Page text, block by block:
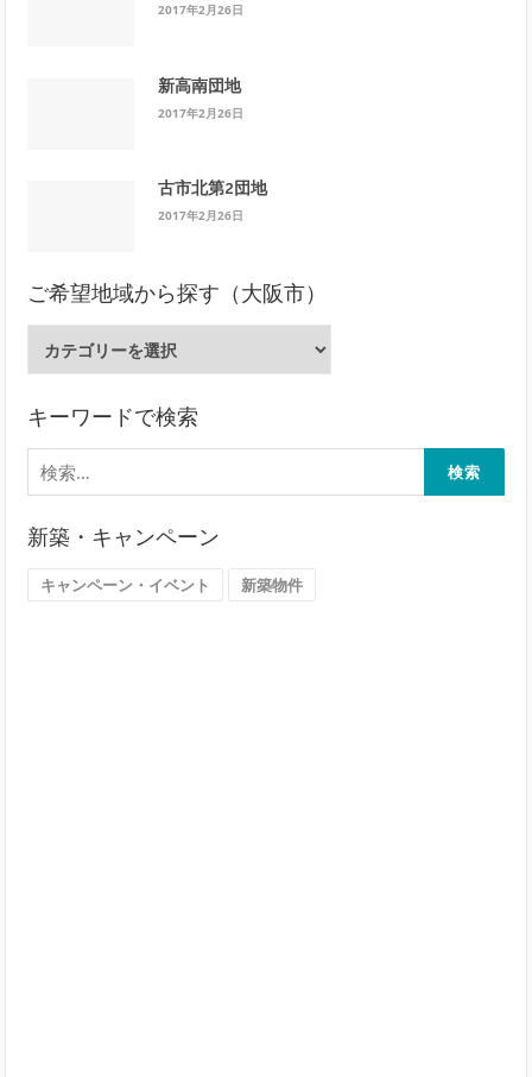
2017年2月26日
新高南団地
2017年2月26日
古市北第2団地
2017年2月26日
ご希望地域から探す（大阪市）
地
か
ら
す
キーワードで検索
検
索:
新築・キャンペーン
キャンペーン・イベント 新築物件